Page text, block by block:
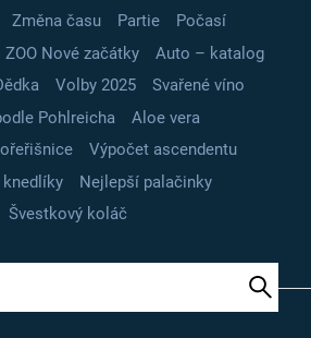
Změna času Partie
Počasí
ZOO Nové začátky
Auto – katalog
Volby 2025
Svařené víno
Pohlreicha
Aloe vera
Výpočet ascendentu
knedlíky
Nejlepší palačinky
Švestkový koláč